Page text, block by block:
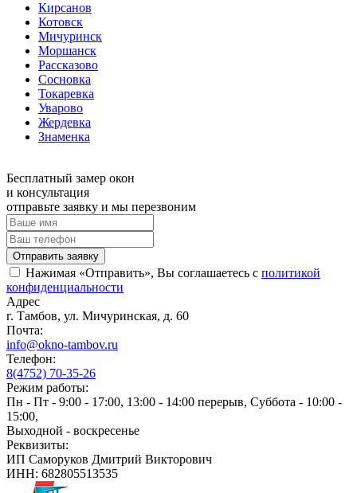
Кирсанов
Котовск
Мичуринск
Моршанск
Рассказово
Сосновка
Токаревка
Уварово
Жердевка
Знаменка
Бесплатный замер окон
и консультация
отправьте заявку и мы перезвоним
Отправить заявку
Нажимая «Отправить», Вы соглашаетесь с политикой
конфиденциальности
Адрес
г. Тамбов, ул. Мичуринская, д. 60
Почта:
info@okno-tambov.ru
Телефон:
8(4752) 70-35-26
Режим работы:
Пн - Пт - 9:00 - 17:00, 13:00 - 14:00 перерыв, Суббота - 10:00 -
15:00,
Выходной - воскресенье
Реквизиты:
ИП Саморуков Дмитрий Викторович
ИНН: 682805513535